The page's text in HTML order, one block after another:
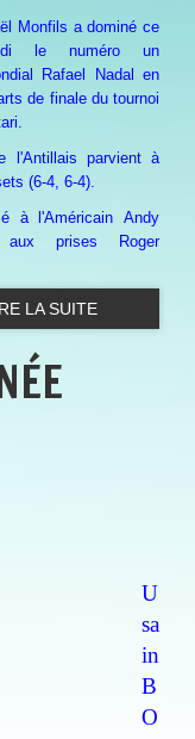
Monfils a dominé ce
le numéro un
Rafael Nadal
en
de finale du tournoi
l'Antillais parvient à
(6-4, 6-4).
à l'Américain Andy
aux prises
Roger
LA SUITE
U
sa
in
B
O